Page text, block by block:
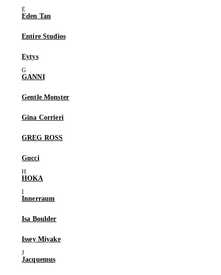
Eden Tan
Entire Studios
Eytys
GANNI
Gentle Monster
Gina Corrieri
GREG ROSS
Gucci
HOKA
Innerraum
Isa Boulder
Issey Miyake
Jacquemus